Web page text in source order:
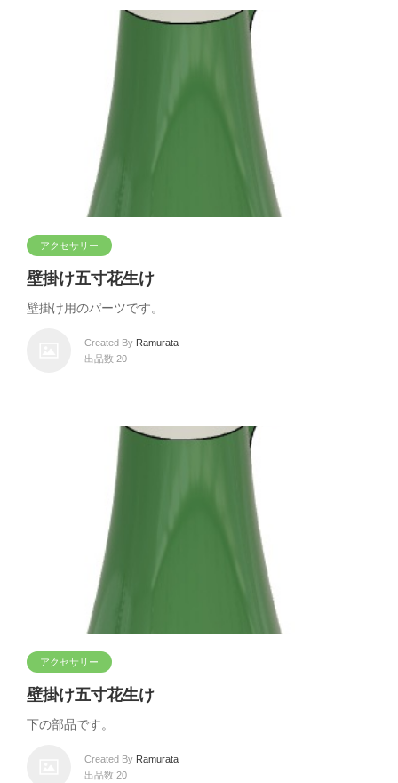
アクセサリー
壁掛け五寸花生け
壁掛け用のパーツです。
Created By Ramurata
出品数 20
アクセサリー
壁掛け五寸花生け
下の部品です。
Created By Ramurata
出品数 20